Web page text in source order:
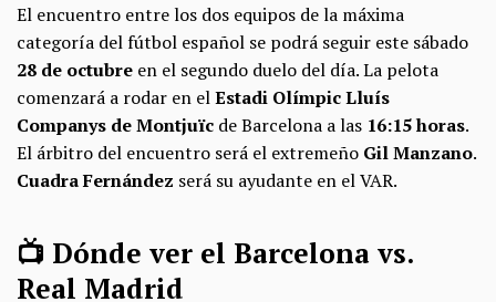
El encuentro entre los dos equipos de la máxima
categoría del fútbol español se podrá seguir este sábado
28 de octubre en el segundo duelo del día. La pelota
comenzará a rodar en elEstadi Olímpic Lluís
Companys de Montjuïc de Barcelona a las 16:15 horas.
El árbitro del encuentro será el extremeño Gil Manzano.
Cuadra Fernández será su ayudante en el VAR.
📺 Dónde ver el Barcelona vs.
Real Madrid